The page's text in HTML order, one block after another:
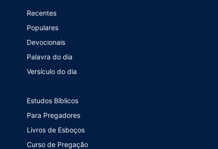
Recentes
Populares
Devocionais
Palavra do dia
Versículo do dia
Estudos Bíblicos
Para Pregadores
Livros de Esboços
Curso de Pregação